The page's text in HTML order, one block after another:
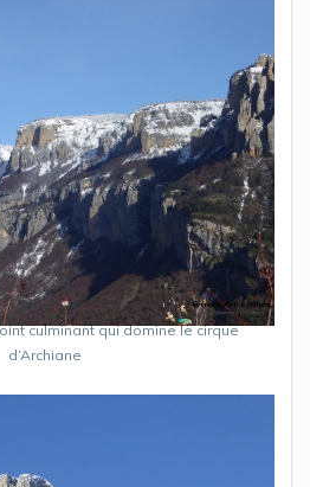
culminant qui domine le cirque
d’Archiane